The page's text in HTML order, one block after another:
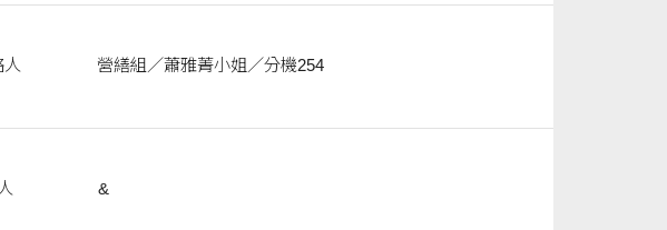
採購案名 「行政中心（學務處）屋瓦整修工程」 採購單位／聯絡人 營繕組／蕭雅菁小姐／分機254
採購案名 「管理學院消防火警受信總機汰換」 採購單位／聯絡人 &